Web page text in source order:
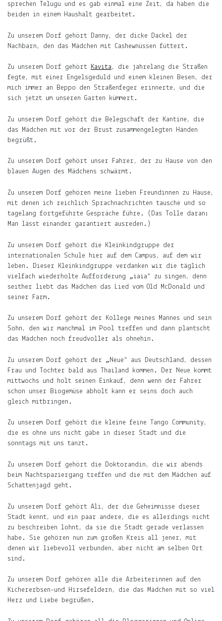
keine
Notiz
Gib
deine
Adresse
und
erfährst,
wenn
was
Neues
gibt.
Mail-
Adresse
Abonnieren
Gern
Die
Welt
die
Arme
schließen.
Mary
Oliver
Warum
es
kompliziert
in
Indien
einen
zu
tragen.
Finden
sprechen Telugu und es gab einmal eine Zeit, da haben die
beiden in einem Haushalt gearbeitet.
Zu unserem Dorf gehört Danny, der dicke Dackel der
Nachbarn, den das Mädchen mit Cashewnüssen füttert.
Zu unserem Dorf gehört Kavita , die jahrelang die Straßen
fegte, mit einer Engelsgeduld und einem kleinen Besen, der
mich immer an Beppo den Straßenfeger erinnerte, und die
sich jetzt um unseren Garten kümmert.
Zu unserem Dorf gehört die Belegschaft der Kantine, die
das Mädchen mit vor der Brust zusammengelegten Händen
begrüßt.
Zu unserem Dorf gehört unser Fahrer, der zu Hause von den
blauen Augen des Mädchens schwärmt.
Zu unserem Dorf gehören meine lieben Freundinnen zu Hause,
mit denen ich reichlich Sprachnachrichten tausche und so
tagelang fortgeführte Gespräche führe. (Das Tolle daran:
Man lässt einander garantiert ausreden.)
Zu unserem Dorf gehört die Kleinkindgruppe der
internationalen Schule hier auf dem Campus, auf dem wir
leben. Dieser Kleinkindgruppe verdanken wir die täglich
vielfach wiederholte Aufforderung „iaia“ zu singen, denn
seither liebt das Mädchen das Lied vom Old McDonald und
seiner Farm.
Zu unserem Dorf gehört der Kollege meines Mannes und sein
Sohn, den wir manchmal im Pool treffen und dann plantscht
das Mädchen noch freudvoller als ohnehin.
Zu unserem Dorf gehört der „Neue“ aus Deutschland, dessen
Frau und Tochter bald aus Thailand kommen. Der Neue kommt
mittwochs und holt seinen Einkauf, denn wenn der Fahrer
schon unser Biogemüse abholt kann er seins doch auch
gleich mitbringen.
Zu unserem Dorf gehört die kleine feine Tango Community,
die es ohne uns nicht gäbe in dieser Stadt und die
sonntags mit uns tanzt.
Zu unserem Dorf gehört die Doktorandin, die wir abends
beim Nachtspaziergang treffen und die mit dem Mädchen auf
Schattenjagd geht.
Zu unserem Dorf gehört Ali, der die Geheimnisse dieser
Stadt kennt, und ein paar andere, die es allerdings nicht
zu beschreiben lohnt, da sie die Stadt gerade verlassen
habe. Sie gehören nun zum großen Kreis all jener, mit
denen wir liebevoll verbunden, aber nicht am selben Ort
sind.
Zu unserem Dorf gehören alle die Arbeiterinnen auf den
Kichererbsen-und Hirsefeldern, die das Mädchen mit so viel
Herz und Liebe begrüßen.